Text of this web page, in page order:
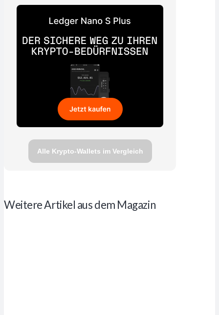
Alle Krypto-Wallets im Vergleich
Weitere Artikel aus dem Magazin